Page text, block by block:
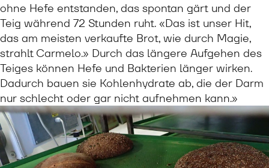
ohne Hefe entstanden, das spontan gärt und der
Teig während 72 Stunden ruht. «Das ist unser Hit,
das am meisten verkaufte Brot, wie durch Magie,
strahlt Carmelo.» Durch das längere Aufgehen des
Teiges können Hefe und Bakterien länger wirken.
Dadurch bauen sie Kohlenhydrate ab, die der Darm
nur schlecht oder gar nicht aufnehmen kann.»